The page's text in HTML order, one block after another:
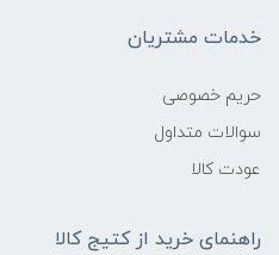
خدمات مشتریان
حریم خصوصی
سوالات متداول
عودت کالا
راهنمای خرید از کتیج کالا